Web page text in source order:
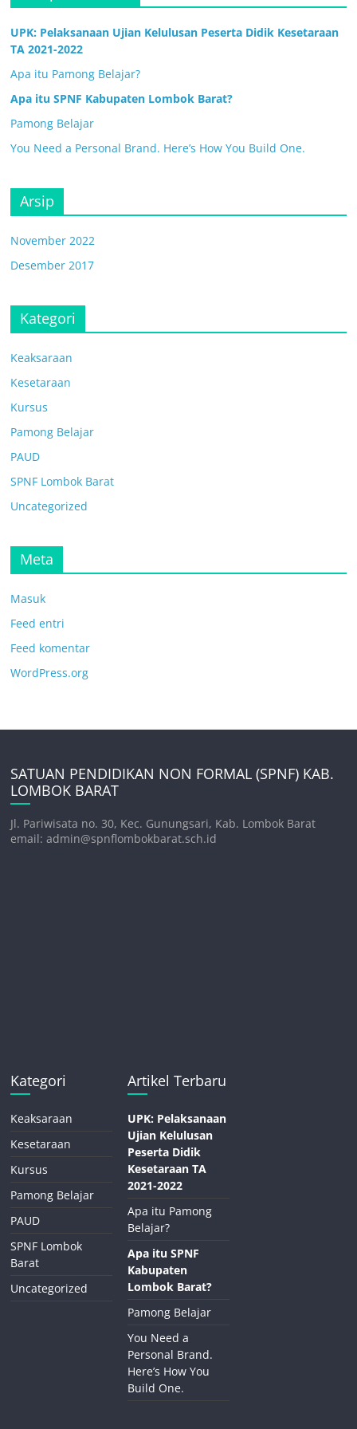
UPK: Pelaksanaan Ujian Kelulusan Peserta Didik Kesetaraan
TA 2021-2022
Apa itu Pamong Belajar?
Apa itu SPNF Kabupaten Lombok Barat?
Pamong Belajar
You Need a Personal Brand. Here’s How You Build One.
Arsip
November 2022
Desember 2017
Kategori
Keaksaraan
Kesetaraan
Kursus
Pamong Belajar
PAUD
SPNF Lombok Barat
Uncategorized
Meta
Masuk
Feed entri
Feed komentar
WordPress.org
SATUAN PENDIDIKAN NON FORMAL (SPNF) KAB.
LOMBOK BARAT
Jl. Pariwisata no. 30, Kec. Gunungsari, Kab. Lombok Barat
email: admin@spnflombokbarat.sch.id
Kategori
Keaksaraan
Kesetaraan
Kursus
Pamong Belajar
PAUD
SPNF Lombok
Barat
Uncategorized
Artikel Terbaru
UPK: Pelaksanaan
Ujian Kelulusan
Peserta Didik
Kesetaraan TA
2021-2022
Apa itu Pamong
Belajar?
Apa itu SPNF
Kabupaten
Lombok Barat?
Pamong Belajar
You Need a
Personal Brand.
Here’s How You
Build One.